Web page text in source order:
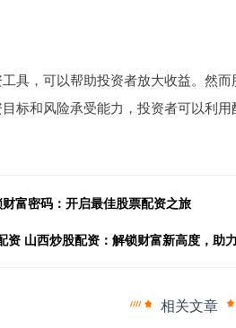
具，可以帮助投资者放大收益。然
标和风险承受能力，投资者可以利用
富密码：开启最佳股票配资之旅
资 山西炒股配资：解锁财富新高度，助
相关文章